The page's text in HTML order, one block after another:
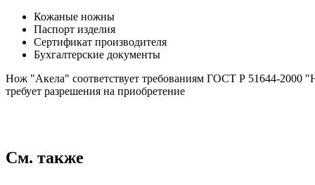
Кожаные ножны
Паспорт изделия
Сертификат производителя
Бухгалтерские документы
Нож "Акела" соответствует требованиям ГОСТ Р 51644-
требует разрешения на приобретение
См. также